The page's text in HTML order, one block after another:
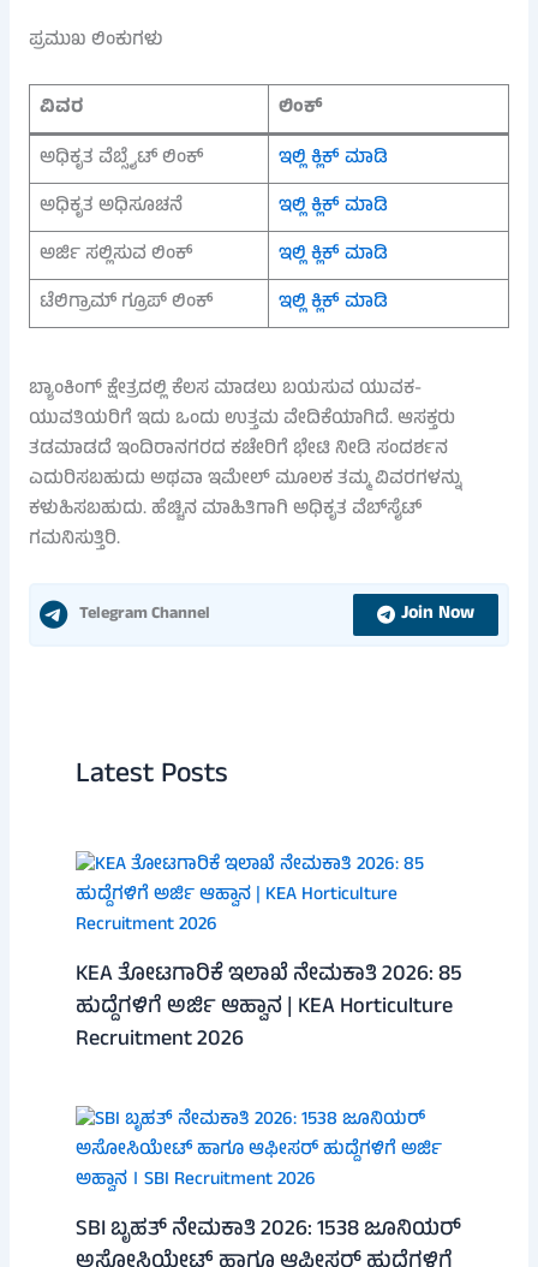
ಪ್ರಮುಖ ಲಿಂಕುಗಳು
ವಿವರ
ಲಿಂಕ್
ಅಧಿಕೃತ ವೆಬ್ಸೈಟ್ ಲಿಂಕ್
ಇಲ್ಲಿ ಕ್ಲಿಕ್ ಮಾಡಿ
ಅಧಿಕೃತ ಅಧಿಸೂಚನೆ
ಇಲ್ಲಿ ಕ್ಲಿಕ್ ಮಾಡಿ
ಅರ್ಜಿ ಸಲ್ಲಿಸುವ ಲಿಂಕ್
ಇಲ್ಲಿ ಕ್ಲಿಕ್ ಮಾಡಿ
ಟೆಲಿಗ್ರಾಮ್ ಗ್ರೂಪ್ ಲಿಂಕ್
ಇಲ್ಲಿ ಕ್ಲಿಕ್ ಮಾಡಿ
ಬ್ಯಾಂಕಿಂಗ್ ಕ್ಷೇತ್ರದಲ್ಲಿ ಕೆಲಸ ಮಾಡಲು ಬಯಸುವ ಯುವಕ-
ಯುವತಿಯರಿಗೆ ಇದು ಒಂದು ಉತ್ತಮ ವೇದಿಕೆಯಾಗಿದೆ. ಆಸಕ್ತರು
ತಡಮಾಡದೆ ಇಂದಿರಾನಗರದ ಕಚೇರಿಗೆ ಭೇಟಿ ನೀಡಿ ಸಂದರ್ಶನ
ಎದುರಿಸಬಹುದು ಅಥವಾ ಇಮೇಲ್ ಮೂಲಕ ತಮ್ಮ ವಿವರಗಳನ್ನು
ಕಳುಹಿಸಬಹುದು. ಹೆಚ್ಚಿನ ಮಾಹಿತಿಗಾಗಿ ಅಧಿಕೃತ ವೆಬ್‌ಸೈಟ್
ಗಮನಿಸುತ್ತಿರಿ.
Telegram Channel Join Now
Latest Posts
KEA ತೋಟಗಾರಿಕೆ ಇಲಾಖೆ ನೇಮಕಾತಿ 2026: 85
ಹುದ್ದೆಗಳಿಗೆ ಅರ್ಜಿ ಆಹ್ವಾನ | KEA Horticulture
Recruitment 2026
SBI ಬೃಹತ್ ನೇಮಕಾತಿ 2026: 1538 ಜೂನಿಯರ್